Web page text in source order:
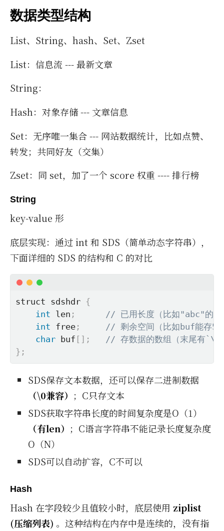
数据类型结构
List、String、hash、Set、Zset
List：信息流 --- 最新文章
String：
Hash：对象存储 --- 文章信息
Set：无序唯一集合 --- 网站数据统计，比如点赞、
转发；共同好友（交集）
Zset：同 set，加了一个 score 权重 ---- 排行榜
String
key-value 形
底层实现：通过 int 和 SDS（简单动态字符串），
下面详细的 SDS 的结构和 C 的对比
struct sdshdr {
int len ;
// 已用长度（比如"abc"的
int free ;
// 剩余空间（比如buf能存5
char buf [ ] ;
// 存数据的数组（末尾有`\0`
} ;
SDS保存文本数据，还可以保存二进制数据
（\0兼容） ；C只存文本
SDS获取字符串长度的时间复杂度是O（1）
（有len） ；C语言字符串不能记录长度复杂度
O（N）
SDS可以自动扩容，C不可以
Hash
Hash 在字段较少且值较小时，底层使用 ziplist
(压缩列表) 。这种结构在内存中是连续的，没有指